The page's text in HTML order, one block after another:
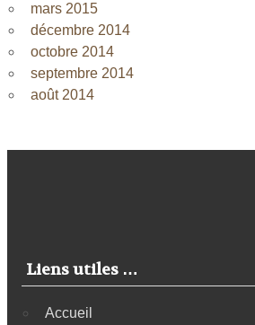
mars 2015
décembre 2014
octobre 2014
septembre 2014
août 2014
Liens utiles …
Accueil